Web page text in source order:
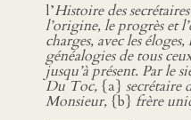
l’Histoire des
l’origine, le progrès et
charges, avec les
généalogies de tous
jusqu’à présent. Par le
Du Toc, {a} secrétaire
Monsieur, {b} frère